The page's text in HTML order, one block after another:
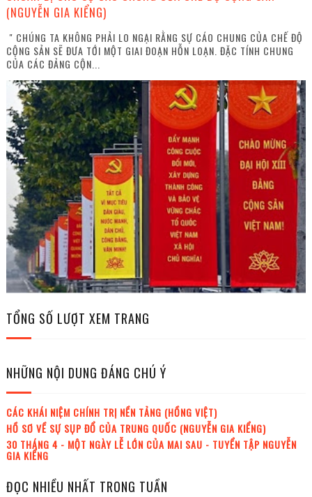
(NGUYỄN GIA KIỂNG)
" CHÚNG TA KHÔNG PHẢI LO NGẠI RẰNG SỰ CÁO CHUNG CỦA CHẾ ĐỘ
CỘNG SẢN SẼ ĐƯA TỚI MỘT GIAI ĐOẠN HỖN LOẠN. ĐẶC TÍNH CHUNG
CỦA CÁC ĐẢNG CỘN...
TỔNG SỐ LƯỢT XEM TRANG
NHỮNG NỘI DUNG ĐÁNG CHÚ Ý
CÁC KHÁI NIỆM CHÍNH TRỊ NỀN TẢNG (HỒNG VIỆT)
HỒ SƠ VỀ SỰ SỤP ĐỔ CỦA TRUNG QUỐC (NGUYỄN GIA KIỂNG)
30 THÁNG 4 - MỘT NGÀY LỄ LỚN CỦA MAI SAU - TUYỂN TẬP NGUYỄN
GIA KIỂNG
ĐỌC NHIỀU NHẤT TRONG TUẦN